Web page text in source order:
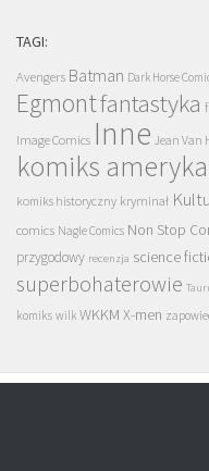
TAGI:
Avengers Batman Dark Horse
Egmontfantastyka
Image Comics Inne Jean Van
komiks
komiks historyczny kryminał
comics Nagle Comics Non Stop
przygodowy recenzja science
superbohaterowie
komiks wilk WKKM X-men